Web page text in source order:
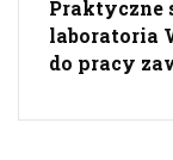
Praktyczne
laboratoria
do pracy